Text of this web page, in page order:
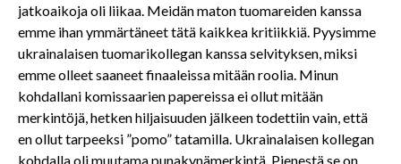
jatkoaikoja oli liikaa. Meidän maton tuomareiden kanssa
emme ihan ymmärtäneet tätä kaikkea kritiikkiä. Pyysimme
ukrainalaisen tuomarikollegan kanssa selvityksen, miksi
emme olleet saaneet finaaleissa mitään roolia. Minun
kohdallani komissaarien papereissa ei ollut mitään
merkintöjä, hetken hiljaisuuden jälkeen todettiin vain, että
en ollut tarpeeksi ”pomo” tatamilla. Ukrainalaisen kollegan
kohdalla oli muutama punakynämerkintä. Pienestä se on